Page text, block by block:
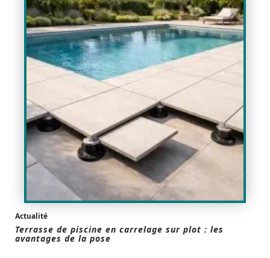
Actualité
Terrasse de piscine en carrelage sur plot : les
avantages de la pose